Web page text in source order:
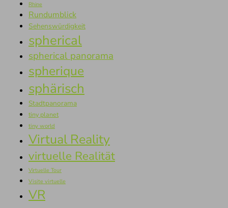
Rhine
Rundumblick
Sehenswürdigkeit
spherical
spherical panorama
spherique
sphärisch
Stadtpanorama
tiny planet
tiny world
Virtual Reality
virtuelle Realität
Virtuelle Tour
Visite virtuelle
VR